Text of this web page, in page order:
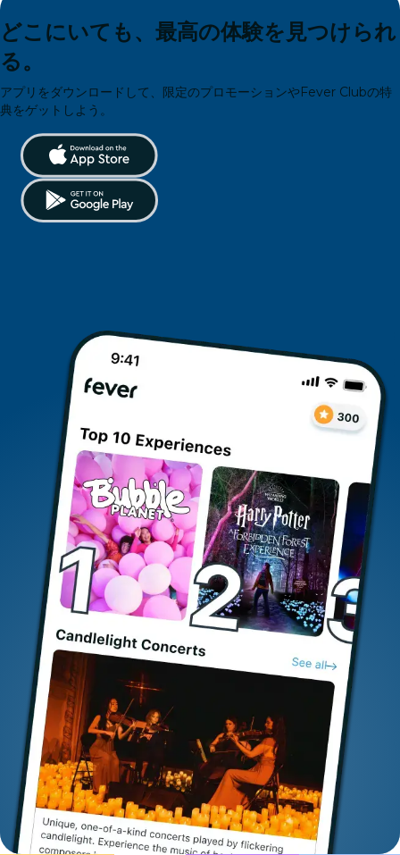
どこにいても、最高の体験を見つけられ
る。
アプリをダウンロードして、限定のプロモーションやFever Clubの特
典をゲットしよう。